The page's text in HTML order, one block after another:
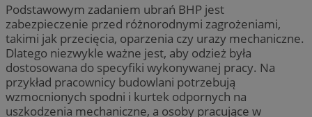
Podstawowym zadaniem ubrań BHP jest
zabezpieczenie przed różnorodnymi zagrożeniami,
takimi jak przecięcia, oparzenia czy urazy mechaniczne.
Dlatego niezwykle ważne jest, aby odzież była
dostosowana do specyfiki wykonywanej pracy. Na
przykład pracownicy budowlani potrzebują
wzmocnionych spodni i kurtek odpornych na
uszkodzenia mechaniczne, a osoby pracujące w